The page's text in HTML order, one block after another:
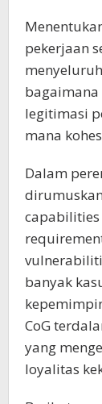
pekerjaan
legitimasi
mana
Dalam
banyak
CoG
yang
loyalitas